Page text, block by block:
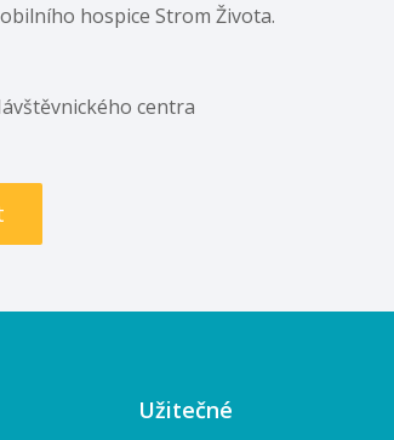
hospice Strom Života.
centra
Užitečné